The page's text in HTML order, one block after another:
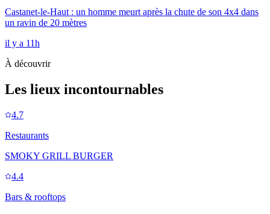
Castanet-le-Haut : un homme meurt après la chute de son 4x4 dans
un ravin de 20 mètres
il y a 11h
À découvrir
Les lieux incontournables
4.7
Restaurants
SMOKY GRILL BURGER
4.4
Bars & rooftops